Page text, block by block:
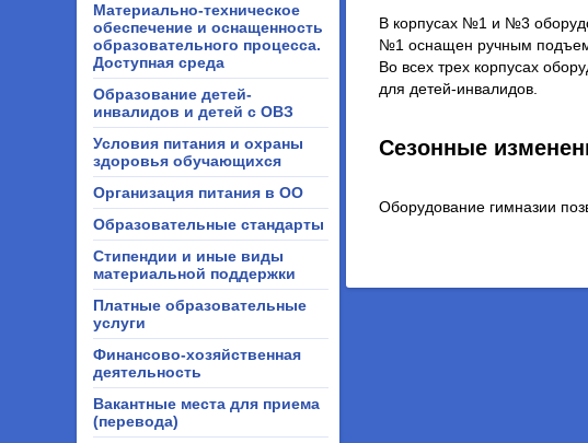
Материально-техническое
обеспечение и оснащенность
образовательного процесса.
Доступная среда
Образование детей-
инвалидов и детей с ОВЗ
Условия питания и охраны
здоровья обучающихся
Организация питания в ОО
Образовательные стандарты
Стипендии и иные виды
материальной поддержки
Платные образовательные
услуги
Финансово-хозяйственная
деятельность
Вакантные места для приема
(перевода)
В корпусах №1 и №3
№1 оснащен ручным
Во всех трех корпусах
для детей-инвалидов.
Сезонные
Оборудование гимназии